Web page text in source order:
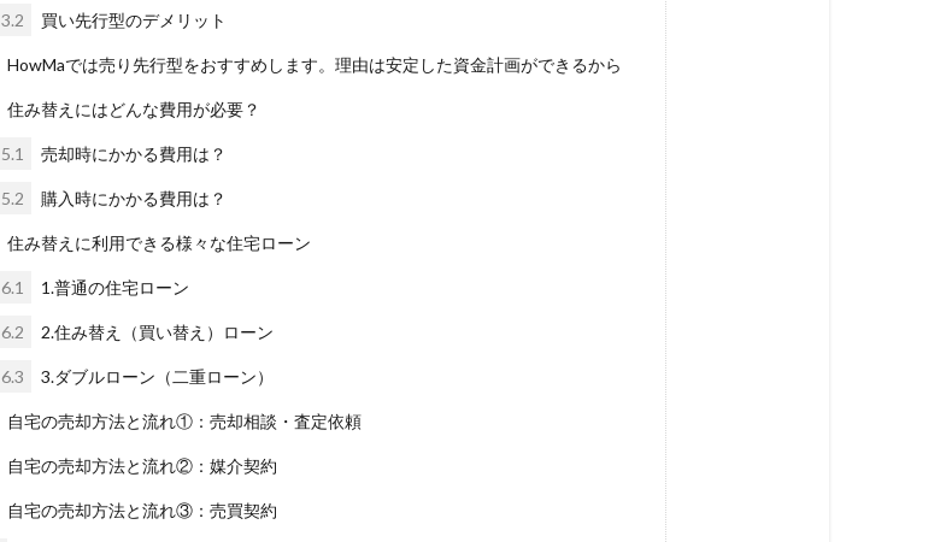
3.2 買い先行型のデメリット
HowMaでは売り先行型をおすすめします。理由は安定した資金計画ができるから
住み替えにはどんな費用が必要？
5.1 売却時にかかる費用は？
5.2 購入時にかかる費用は？
住み替えに利用できる様々な住宅ローン
6.1 1.普通の住宅ローン
6.2 2.住み替え（買い替え）ローン
6.3 3.ダブルローン（二重ローン）
自宅の売却方法と流れ①：売却相談・査定依頼
自宅の売却方法と流れ②：媒介契約
自宅の売却方法と流れ③：売買契約